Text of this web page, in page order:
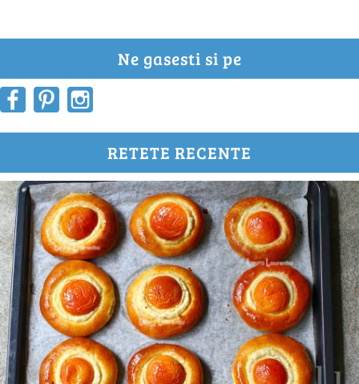
Ne gasesti si pe
RETETE RECENTE